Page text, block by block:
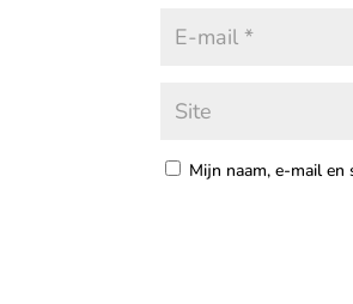
Mijn naam, e-mail en